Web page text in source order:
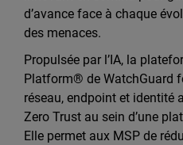
d’avance face à chaque
des menaces.
Propulsée par l’IA, la
Platform® de WatchGuard
réseau, endpoint et identité
Zero Trust au sein d’une
Elle permet aux MSP de